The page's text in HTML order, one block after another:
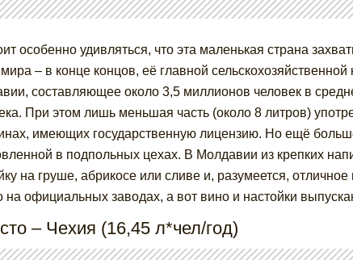
особенно удивляться, что эта маленькая страна
– в конце концов, её главной
составляющее около 3,5 миллионов человек в
При этом лишь меньшая часть (около 8 литров)
имеющих государственную лицензию. Но ещё
в подпольных цехах. В Молдавии из крепких
на груше, абрикосе или сливе и, разумеется,
на официальных заводах, а вот вино и настойки
– Чехия (16,45 л*чел/год)